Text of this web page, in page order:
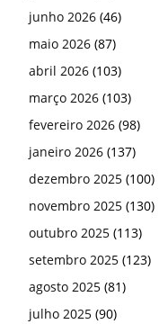
junho 2026 (46)
maio 2026 (87)
abril 2026 (103)
março 2026 (103)
fevereiro 2026 (98)
janeiro 2026 (137)
dezembro 2025 (100)
novembro 2025 (130)
outubro 2025 (113)
setembro 2025 (123)
agosto 2025 (81)
julho 2025 (90)